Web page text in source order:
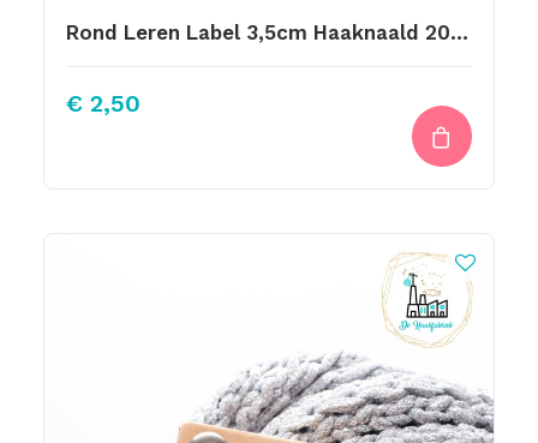
Rond Leren Label 3,5cm Haaknaald 2019 3,5cm
€ 2,50